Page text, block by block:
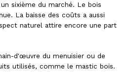
sixième du marché. Le bois
La baisse des coûts a aussi
naturel attire encore une part
d'œuvre du menuisier ou de
utilisés, comme le mastic bois.